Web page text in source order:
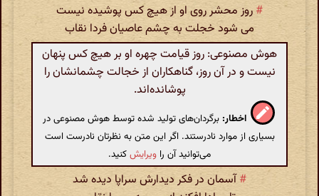
# روز محشر روی او از هیچ کس پوشیده نیست
می شود خجلت به چشم عاصیان فردا نقاب
هوش مصنوعی: روز قیامت چهره او بر هیچ کس پنهان
نیست و در آن روز، گناهکاران از خجالت چشمانشان را
پوشانده‌اند.
اخطار: برگردان‌های تولید شده توسط هوش مصنوعی در
بسیاری از موارد نادرستند. اگر این متن به نظرتان نادرست است
می‌توانید آن را ویرایشکنید.
#آسمان در فکر دیدارش سراپا دیده شد